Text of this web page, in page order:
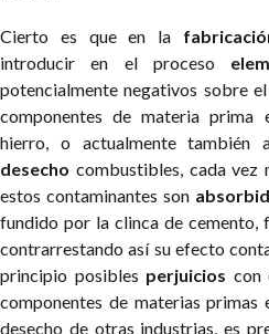
Cierto es que en la
introducir en el proceso
potencialmente negativos sobre
componentes de materia prima
hierro, o actualmente también
desecho combustibles, cada vez
estos contaminantes son
fundido por la clinca de cemento,
contrarrestando así su efecto
principio posibles perjuicios con
componentes de materias
desecho de otras industrias, es